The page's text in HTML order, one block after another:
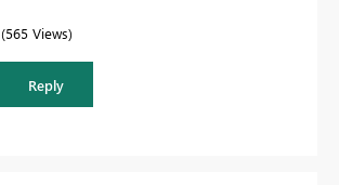
565 Views
Reply